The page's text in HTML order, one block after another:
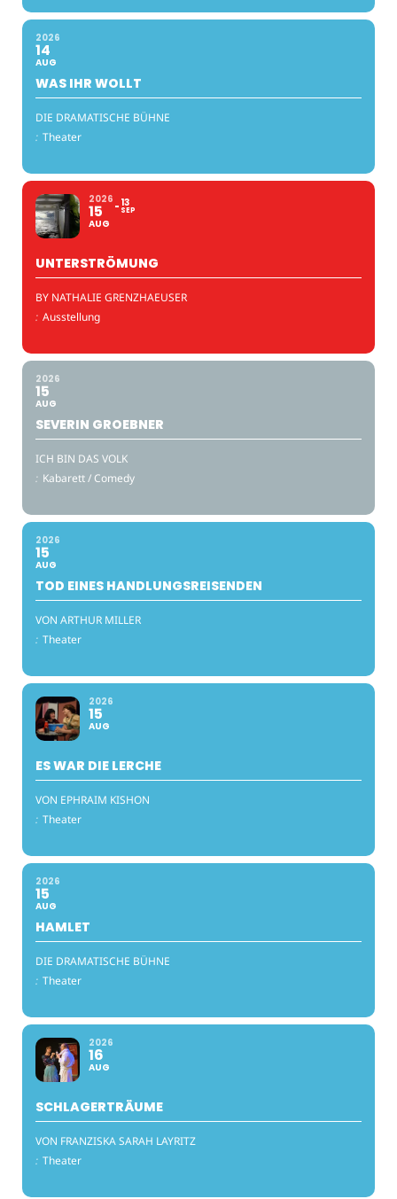
2026
14
AUG
WAS IHR WOLLT
DIE DRAMATISCHE BÜHNE
: Theater
2026
15
AUG
13
SEP
UNTERSTRÖMUNG
BY NATHALIE GRENZHAEUSER
: Ausstellung
2026
15
AUG
SEVERIN GROEBNER
ICH BIN DAS VOLK
: Kabarett / Comedy
2026
15
AUG
TOD EINES HANDLUNGSREISENDEN
VON ARTHUR MILLER
: Theater
2026
15
AUG
ES WAR DIE LERCHE
VON EPHRAIM KISHON
: Theater
2026
15
AUG
HAMLET
DIE DRAMATISCHE BÜHNE
: Theater
2026
16
AUG
SCHLAGERTRÄUME
VON FRANZISKA SARAH LAYRITZ
: Theater